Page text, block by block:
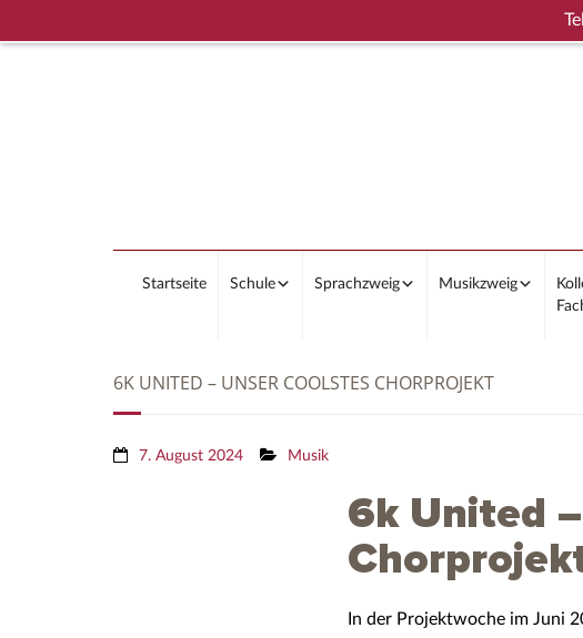
Startseite Schule Sprachzweig Musikzweig
6K UNITED – UNSER COOLSTES CHORPROJEKT
7. August 2024 Musik
6k United
In der Projektwoche im Juni